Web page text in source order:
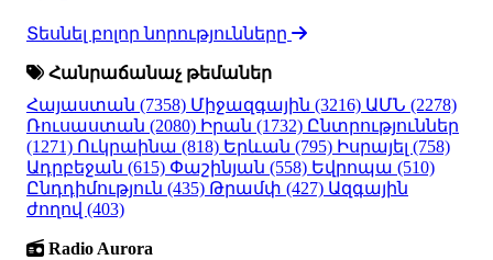
Տեսնել բոլոր նորությունները
Հանրաճանաչ թեմաներ
Հայաստան (7358) Միջազգային (3216) ԱՄՆ (2278)
Ռուսաստան (2080) Իրան (1732) Ընտրություններ
(1271) Ուկրաինա (818) Երևան (795) Իսրայել (758)
Ադրբեջան (615) Փաշինյան (558) Եվրոպա (510)
Ընդդիմություն (435) Թրամփ (427) Ազգային
ժողով (403)
Radio Aurora